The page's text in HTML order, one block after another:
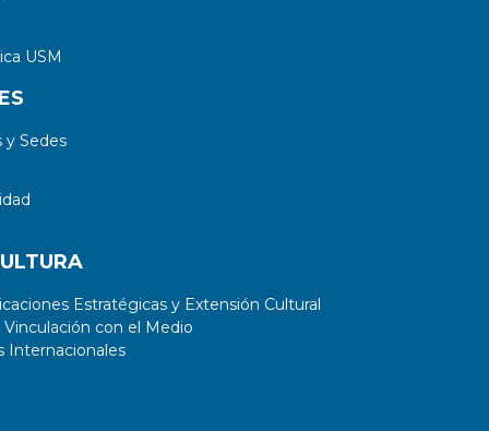
USM
Sedes
Estratégicas y Extensión Cultural
con el Medio
Internacionales